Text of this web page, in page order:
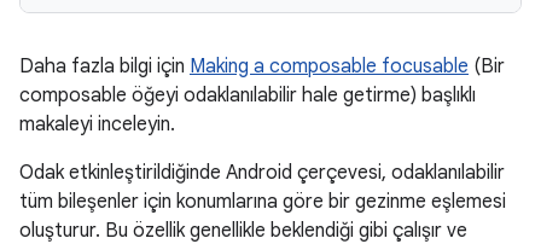
Daha fazla bilgi için Making a composable focusable (Bir
composable öğeyi odaklanılabilir hale getirme) başlıklı
makaleyi inceleyin.
Odak etkinleştirildiğinde Android çerçevesi, odaklanılabilir
tüm bileşenler için konumlarına göre bir gezinme eşlemesi
oluşturur. Bu özellik genellikle beklendiği gibi çalışır ve